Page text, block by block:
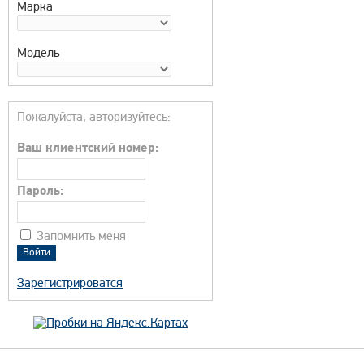
Марка
Модель
Пожалуйста, авторизуйтесь:
Ваш клиентский номер:
Пароль:
Запомнить меня
Зарегистрироватся